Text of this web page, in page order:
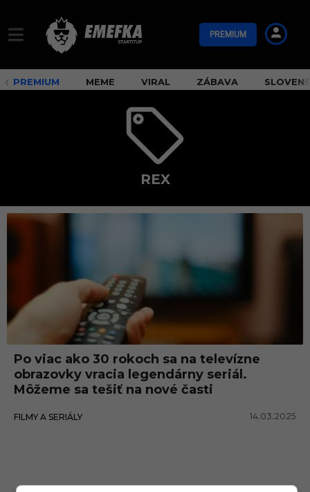
PREMIUM
PREMIUM MEME VIRAL ZÁBAVA
REX
r
x
Po viac ako 30 rokoch sa na televízne
obrazovky vracia legendárny seriál.
Môžeme sa tešiť na nové časti
FILMY A SERIÁLY 14.03.2025